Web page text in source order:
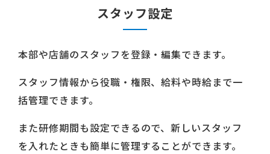
スタッフ設定
本部や店舗のスタッフを登録・編集できます。
スタッフ情報から役職・権限、給料や時給まで一
括管理できます。
また研修期間も設定できるので、新しいスタッフ
を入れたときも簡単に管理することができます。